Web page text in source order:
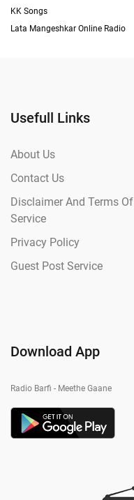
KK Songs
Lata Mangeshkar Online Radio
Usefull Links
About Us
Contact Us
Disclaimer And Terms Of
Service
Privacy Policy
Guest Post Service
Download App
Radio Barfi - Meethe Gaane